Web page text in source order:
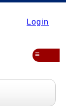
Login
≡